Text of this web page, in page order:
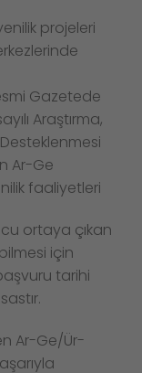
projeleri
Gazetede
Araştırma,
Ar-Ge
faaliyetleri
ortaya çıkan
için
tarihi
Ar-Ge/Ür-